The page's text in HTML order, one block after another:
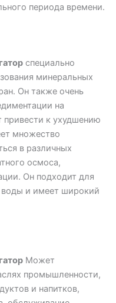
периода времени.
специально
минеральных
Он также очень
на
к ухудшению
множество
в различных
осмоса,
Он подходит для
воды и имеет широкий
Может
промышленности,
и напитков,